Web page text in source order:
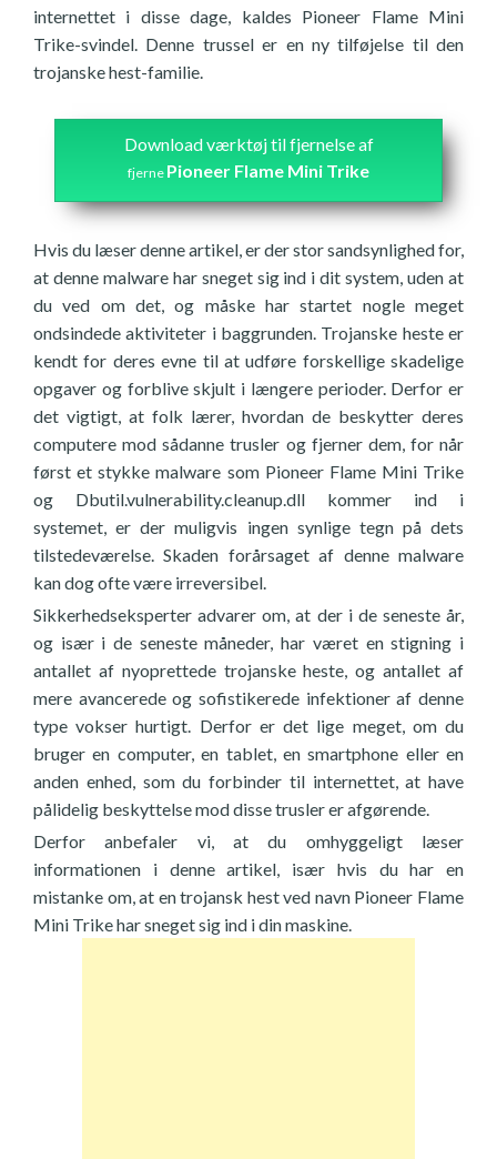
internettet i disse dage, kaldes Pioneer Flame Mini
Trike-svindel. Denne trussel er en ny tilføjelse til den
trojanske hest-familie.
Download værktøj til fjernelse af
fjerne Pioneer Flame Mini Trike
Hvis du læser denne artikel, er der stor sandsynlighed for,
at denne malware har sneget sig ind i dit system, uden at
du ved om det, og måske har startet nogle meget
ondsindede aktiviteter i baggrunden. Trojanske heste er
kendt for deres evne til at udføre forskellige skadelige
opgaver og forblive skjult i længere perioder. Derfor er
det vigtigt, at folk lærer, hvordan de beskytter deres
computere mod sådanne trusler og fjerner dem, for når
først et stykke malware som Pioneer Flame Mini Trike
og Dbutil.vulnerability.cleanup.dll kommer ind i
systemet, er der muligvis ingen synlige tegn på dets
tilstedeværelse. Skaden forårsaget af denne malware
kan dog ofte være irreversibel.
Sikkerhedseksperter advarer om, at der i de seneste år,
og især i de seneste måneder, har været en stigning i
antallet af nyoprettede trojanske heste, og antallet af
mere avancerede og sofistikerede infektioner af denne
type vokser hurtigt. Derfor er det lige meget, om du
bruger en computer, en tablet, en smartphone eller en
anden enhed, som du forbinder til internettet, at have
pålidelig beskyttelse mod disse trusler er afgørende.
Derfor anbefaler vi, at du omhyggeligt læser
informationen i denne artikel, især hvis du har en
mistanke om, at en trojansk hest ved navn Pioneer Flame
Mini Trike har sneget sig ind i din maskine.